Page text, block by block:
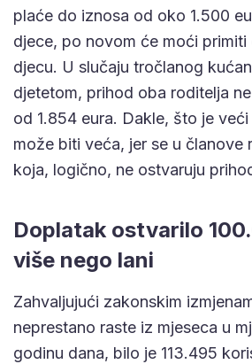
plaće do iznosa od oko 1.500
djece, po novom će moći
djecu. U slučaju tročlanog
djetetom, prihod oba roditelja
od 1.854 eura. Dakle, što je
može biti veća, jer se u članove
koja, logično, ne ostvaruju
Doplatak ostvarilo
više nego lani
Zahvaljujući zakonskim
neprestano raste iz mjeseca u
godinu dana, bilo je 113.495